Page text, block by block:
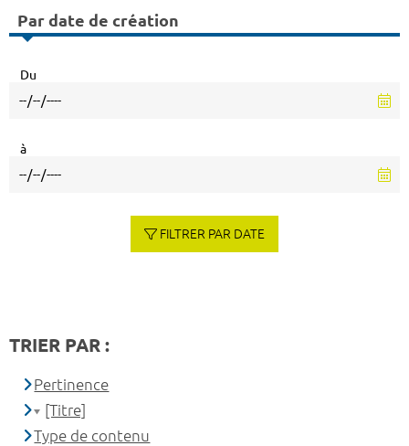
Par date de création
Du
à
FILTRER PAR DATE
TRIER PAR :
Pertinence
[Titre]
Type de contenu